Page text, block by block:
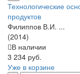
Технологические
продуктов
Филиппов В.И. ...
(2014)
В наличии
3 234 руб.
Уже в корзине